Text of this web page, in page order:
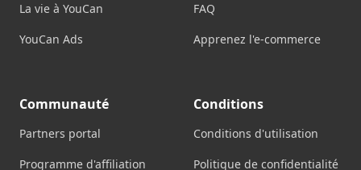
La vie à YouCan
YouCan Ads
FAQ
Apprenez l'e-commerce
Communauté
Partners portal
Programme d'affiliation
Conditions
Conditions d'utilisation
Politique de confidentialité